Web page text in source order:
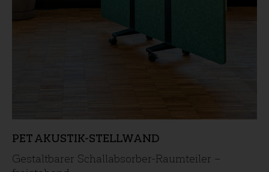
PET AKUSTIK-STELLWAND
Gestaltbarer Schallabsorber-Raumteiler –